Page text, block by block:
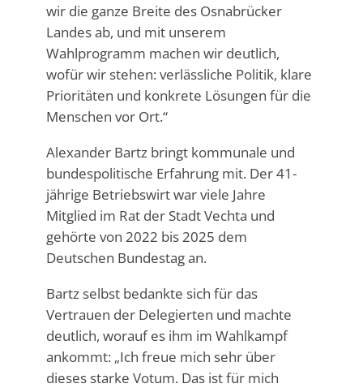
wir die ganze Breite des Osnabrücker
Landes ab, und mit unserem
Wahlprogramm machen wir deutlich,
wofür wir stehen: verlässliche Politik, klare
Prioritäten und konkrete Lösungen für die
Menschen vor Ort.“
Alexander Bartz bringt kommunale und
bundespolitische Erfahrung mit. Der 41-
jährige Betriebswirt war viele Jahre
Mitglied im Rat der Stadt Vechta und
gehörte von 2022 bis 2025 dem
Deutschen Bundestag an.
Bartz selbst bedankte sich für das
Vertrauen der Delegierten und machte
deutlich, worauf es ihm im Wahlkampf
ankommt: „Ich freue mich sehr über
dieses starke Votum. Das ist für mich